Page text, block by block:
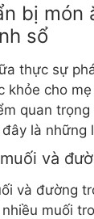
bị món
sổ
thực sự
khỏe cho
quan trọng
là những
và
và đường
muối